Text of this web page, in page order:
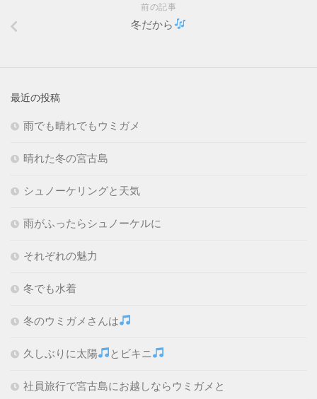
前の記事
冬だから
最近の投稿
雨でも晴れでもウミガメ
晴れた冬の宮古島
シュノーケリングと天気
雨がふったらシュノーケルに
それぞれの魅力
冬でも水着
冬のウミガメさんは
久しぶりに太陽 とビキニ
社員旅行で宮古島にお越しならウミガメと